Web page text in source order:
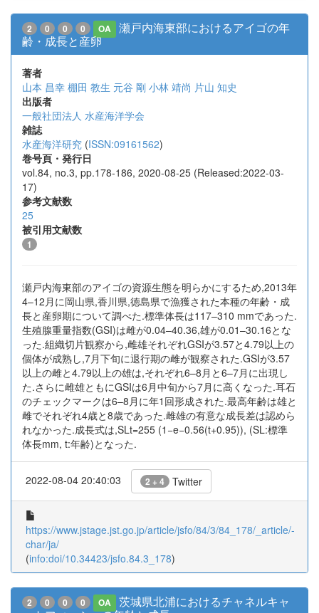
2 0 0 0 OA
瀬戸内海東部におけるアイゴの年
齢・成長と産卵
著者
山本 昌幸 棚田 教生 元谷 剛 小林 靖尚 片山 知史
出版者
一般社団法人 水産海洋学会
雑誌
水産海洋研究 (ISSN:09161562)
巻号頁・発行日
vol.84, no.3, pp.178-186, 2020-08-25 (Released:2022-03-
17)
参考文献数
25
被引用文献数
1
瀬戸内海東部のアイゴの資源生態を明らかにするため,2013年
4–12月に岡山県,香川県,徳島県で漁獲された本種の年齢・成
長と産卵期について調べた.標準体長は117–310 mmであった.
生殖腺重量指数(GSI)は雌が0.04–40.36,雄が0.01–30.16とな
った.組織切片観察から,雌雄それぞれGSIが3.57と4.79以上の
個体が成熟し,7月下旬に退行期の雌が観察された.GSIが3.57
以上の雌と4.79以上の雄は,それぞれ6–8月と6–7月に出現し
た.さらに雌雄ともにGSIは6月中旬から7月に高くなった.耳石
のチェックマークは6–8月に年1回形成された.最高年齢は雄と
雌でそれぞれ4歳と8歳であった.雌雄の有意な成長差は認めら
れなかった.成長式は,SLt=255 (1−e−0.56(t+0.95)), (SL:標準
体長mm, t:年齢)となった.
2022-08-04 20:40:03 2 + 4 Twitter
https://www.jstage.jst.go.jp/article/jsfo/84/3/84_178/_article/-
char/ja/
(info:doi/10.34423/jsfo.84.3_178)
2 0 0 0 OA
茨城県北浦におけるチャネルキャ